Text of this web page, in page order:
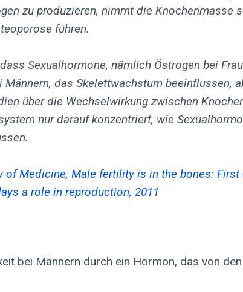
zu produzieren, nimmt die Knochenmasse
führen.
Sexualhormone, nämlich Östrogen bei
Männern, das Skelettwachstum beeinflussen,
über die Wechselwirkung zwischen
nur darauf konzentriert, wie
of Medicine, Male fertility is in the bones: First
a role in reproduction, 2011
bei Männern durch ein Hormon, das von